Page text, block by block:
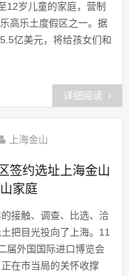
12岁儿童的家庭，营制
高乐土度假区之一。据
亿美元，将给孩女们和
详细阅读
上海金山
签约选址上海金山
家庭
接触、调查、比选、洽
把目光投向了上海。11
届外国国际进口博览会
在市当局的关怀收撑